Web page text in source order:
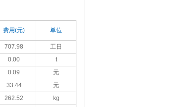
费用(元) 单位
707.98 工日
0.00
t
0.09
元
33.44
元
262.52
kg